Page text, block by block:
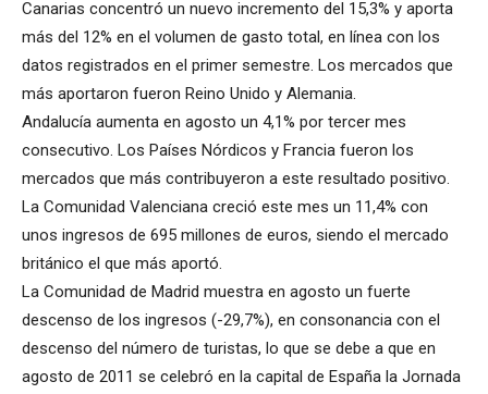
Canarias concentró un nuevo incremento del 15,3% y aporta
más del 12% en el volumen de gasto total, en línea con los
datos registrados en el primer semestre. Los mercados que
más aportaron fueron Reino Unido y Alemania.
Andalucía aumenta en agosto un 4,1% por tercer mes
consecutivo. Los Países Nórdicos y Francia fueron los
mercados que más contribuyeron a este resultado positivo.
La Comunidad Valenciana creció este mes un 11,4% con
unos ingresos de 695 millones de euros, siendo el mercado
británico el que más aportó.
La Comunidad de Madrid muestra en agosto un fuerte
descenso de los ingresos (-29,7%), en consonancia con el
descenso del número de turistas, lo que se debe a que en
agosto de 2011 se celebró en la capital de España la Jornada